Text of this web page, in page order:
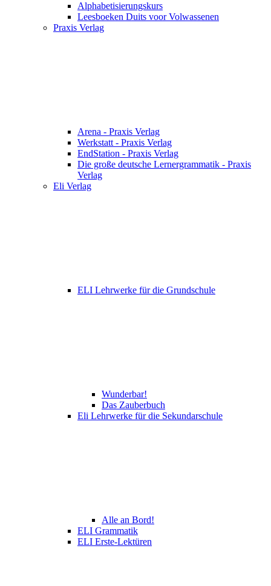
Alphabetisierungskurs
Leesboeken Duits voor Volwassenen
Praxis Verlag
Arena - Praxis Verlag
Werkstatt - Praxis Verlag
EndStation - Praxis Verlag
Die große deutsche Lernergrammatik - Praxis
Verlag
Eli Verlag
ELI Lehrwerke für die Grundschule
Wunderbar!
Das Zauberbuch
Eli Lehrwerke für die Sekundarschule
Alle an Bord!
ELI Grammatik
ELI Erste-Lektüren